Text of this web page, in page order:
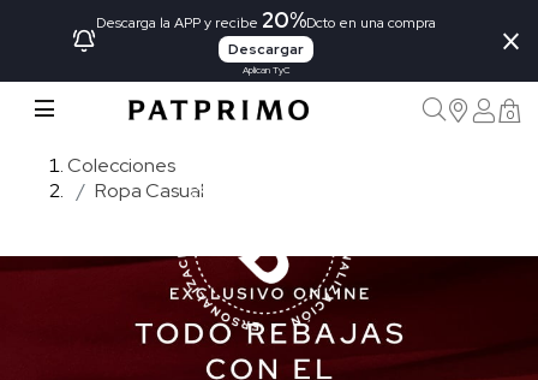
Descarga la APP y recibe 20%Dcto en una compra
Descargar
Aplican TyC
×
0
Colecciones
Ropa Casual